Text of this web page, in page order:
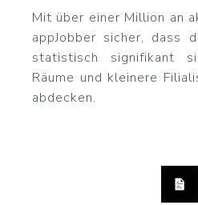
Mit über einer Million an
appJobber sicher, dass
statistisch signifikant
Räume und kleinere
abdecken.